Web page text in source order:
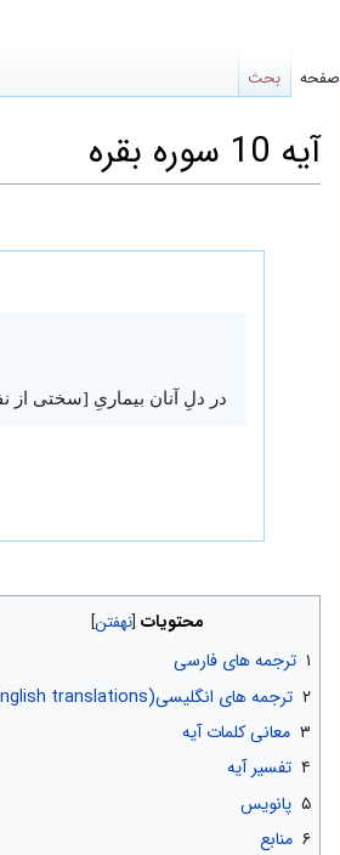
آیه 10 سوره بقره
در دلِ آنان بیماریِ [سختی از
محتویات
۱ ترجمه های فارسی
۲ ترجمه های انگلیسی(English translations)
۳ معانی کلمات آیه
۴ تفسیر آیه
۵ پانویس
۶ منابع
صفحه بحث